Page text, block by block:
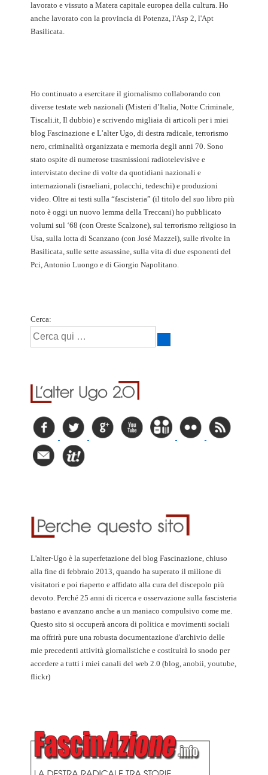
lavorato e vissuto a Matera capitale europea della cultura. Ho
anche lavorato con la provincia di Potenza, l'Asp 2, l'Apt
Basilicata.
Ho continuato a esercitare il giornalismo collaborando con
diverse testate web nazionali (Misteri d’Italia, Notte Criminale,
Tiscali.it, Il dubbio) e scrivendo migliaia di articoli per i miei
blog Fascinazione e L’alter Ugo, di destra radicale, terrorismo
nero, criminalità organizzata e memoria degli anni 70. Sono
stato ospite di numerose trasmissioni radiotelevisive e
intervistato decine di volte da quotidiani nazionali e
internazionali (israeliani, polacchi, tedeschi) e produzioni
video. Oltre ai testi sulla “fascisteria” (il titolo del suo libro più
noto è oggi un nuovo lemma della Treccani) ho pubblicato
volumi sul ‘68 (con Oreste Scalzone), sul terrorismo religioso in
Usa, sulla lotta di Scanzano (con José Mazzei), sulle rivolte in
Basilicata, sulle sette assassine, sulla vita di due esponenti del
Pci, Antonio Luongo e di Giorgio Napolitano.
Cerca:
L'alter-Ugo è la superfetazione del blog Fascinazione, chiuso
alla fine di febbraio 2013, quando ha superato il milione di
visitatori e poi riaperto e affidato alla cura del discepolo più
devoto. Perché 25 anni di ricerca e osservazione sulla fascisteria
bastano e avanzano anche a un maniaco compulsivo come me.
Questo sito si occuperà ancora di politica e movimenti sociali
ma offrirà pure una robusta documentazione d'archivio delle
mie precedenti attività giornalistiche e costituirà lo snodo per
accedere a tutti i miei canali del web 2.0 (blog, anobii, youtube,
flickr)